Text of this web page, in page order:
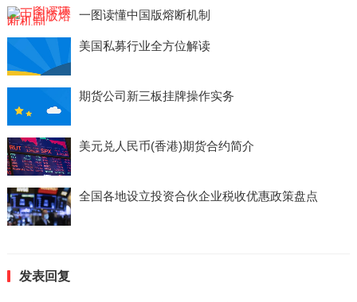
一图读懂中国版熔断机制
美国私募行业全方位解读
期货公司新三板挂牌操作实务
美元兑人民币(香港)期货合约简介
全国各地设立投资合伙企业税收优惠政策盘点
发表回复